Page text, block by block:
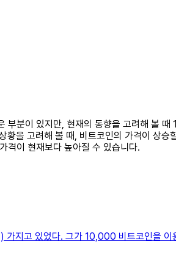
부분이 있지만, 현재의 동향을 고려해 볼
을 고려해 볼 때, 비트코인의 가격이 상
격이 현재보다 높아질 수 있습니다.
지고 있었다. 그가 10,000 비트코인을 이